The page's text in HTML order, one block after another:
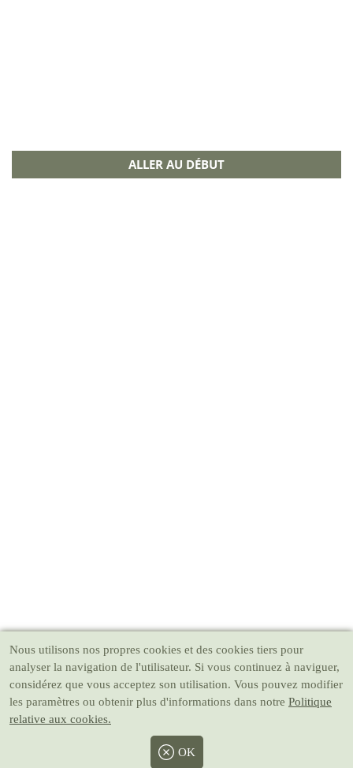
ALLER AU DÉBUT
Nous utilisons nos propres cookies et des cookies tiers pour
analyser la navigation de l'utilisateur. Si vous continuez à naviguer,
considérez que vous acceptez son utilisation. Vous pouvez modifier
les paramètres ou obtenir plus d'informations dans notre Politique
relative aux cookies.
OK